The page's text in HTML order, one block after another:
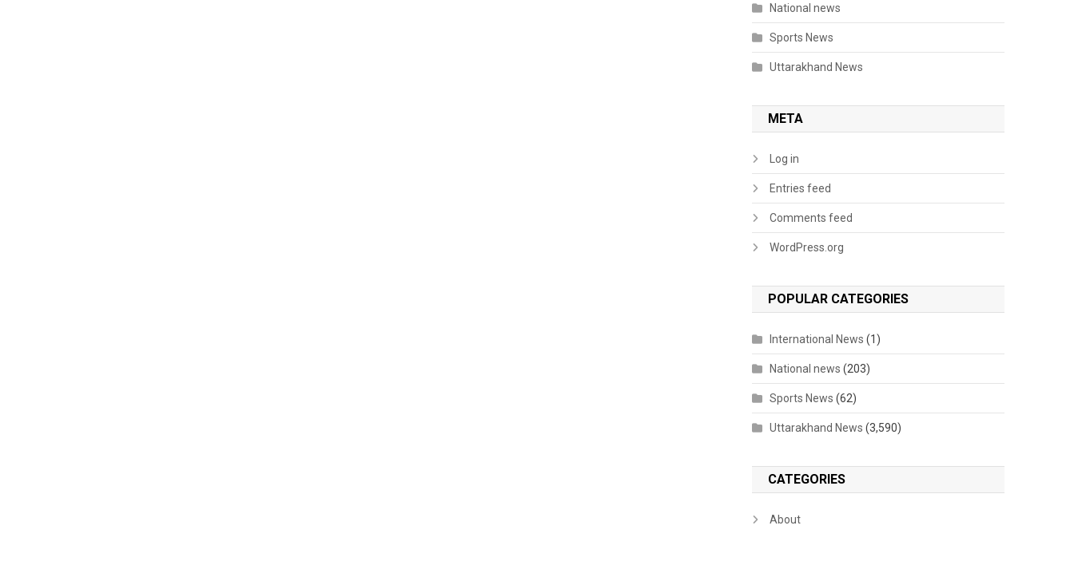
National news
Sports News
Uttarakhand News
META
Log in
Entries feed
Comments feed
WordPress.org
POPULAR CATEGORIES
International News (1)
National news (203)
Sports News (62)
Uttarakhand News (3,590)
CATEGORIES
About